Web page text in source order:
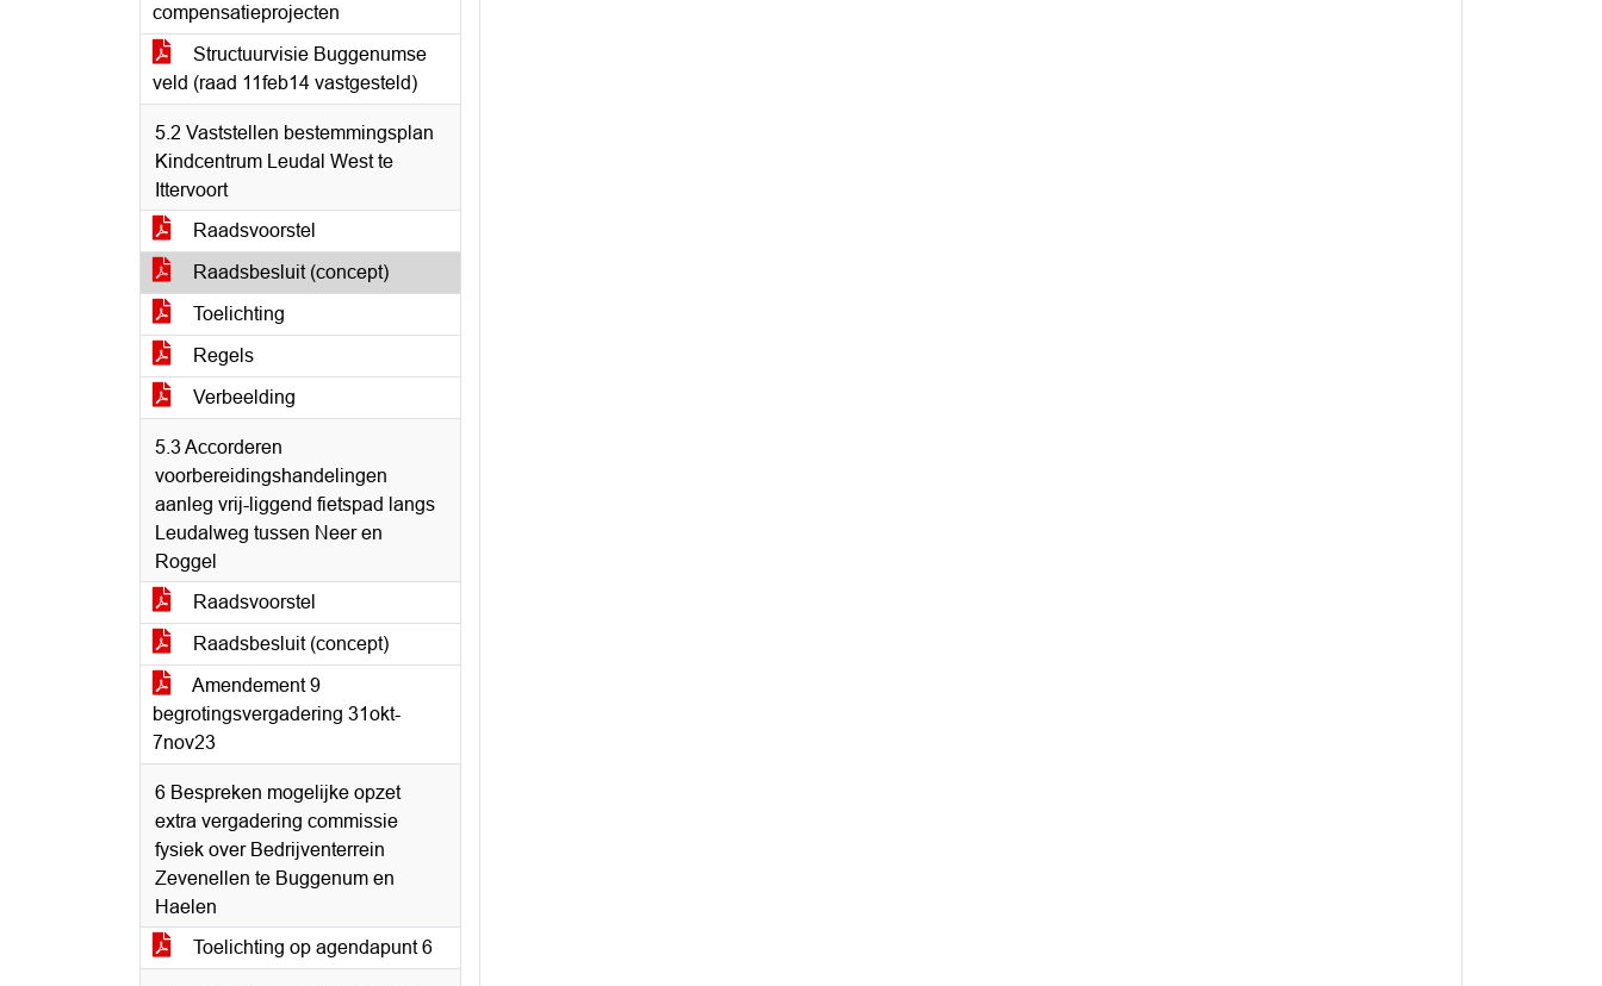
compensatieprojecten
Structuurvisie Buggenumse
veld (raad 11feb14 vastgesteld)
5.2 Vaststellen bestemmingsplan
Kindcentrum Leudal West te
Ittervoort
Raadsvoorstel
Raadsbesluit (concept)
Toelichting
Regels
Verbeelding
5.3 Accorderen
voorbereidingshandelingen
aanleg vrij-liggend fietspad langs
Leudalweg tussen Neer en
Roggel
Raadsvoorstel
Raadsbesluit (concept)
Amendement 9
begrotingsvergadering 31okt-
7nov23
6 Bespreken mogelijke opzet
extra vergadering commissie
fysiek over Bedrijventerrein
Zevenellen te Buggenum en
Haelen
Toelichting op agendapunt 6